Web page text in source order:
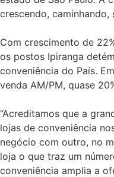
crescendo,
Com crescimento de
os postos Ipiranga
conveniência do País.
venda AM/PM, quase
“Acreditamos que a
lojas de conveniência
negócio com outro, no
loja o que traz um
conveniência amplia a